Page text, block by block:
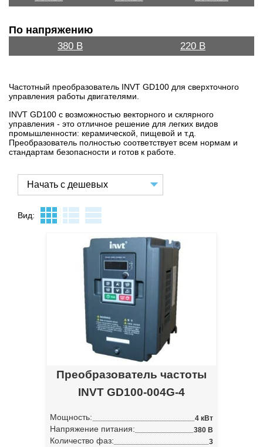
По напряжению
380 В 220 В
Частотный преобразователь INVT GD100 для сверхточного
управления работы двигателями.
INVT GD100 с возможностью векторного и склярного
управления - это отличное решение для легких видов
промышленности: керамической, пищевой и т.д.
Преобразователь полностью соответствует всем нормам и
стандартам безопасноcти и готов к работе.
Вид:
Преобразователь частоты
INVT GD100-004G-4
Мощность: 4 кВт
Напряжение питания: 380 В
Количество фаз: 3